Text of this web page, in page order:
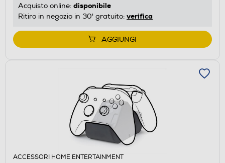
Acquisto online: disponibile
Ritiro in negozio in 30' gratuito: verifica
AGGIUNGI
ACCESSORI HOME ENTERTAINMENT